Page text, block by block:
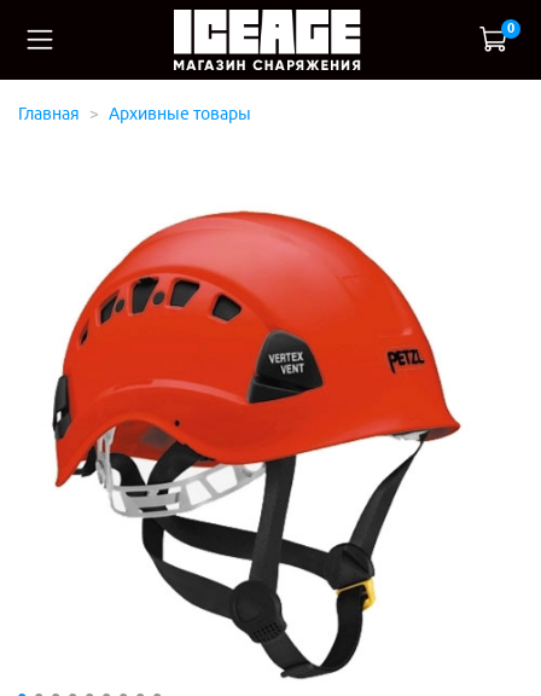
0
Главная Архивные товары